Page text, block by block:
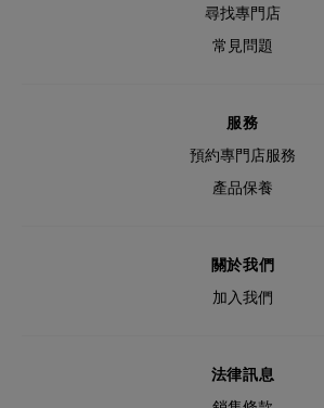
尋找專門店
常見問題
服務
預約專門店服務
產品保養
關於我們
加入我們
法律訊息